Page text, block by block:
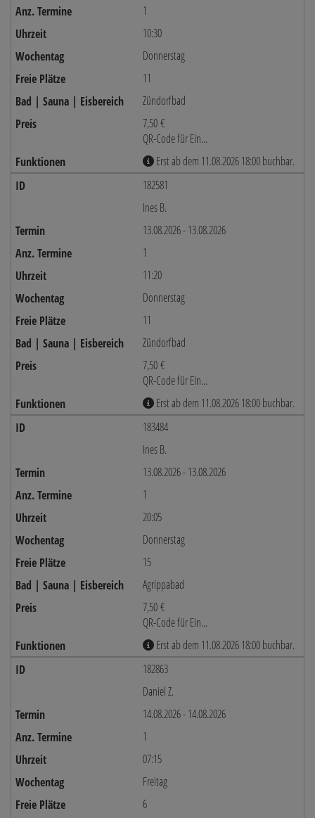
1
10:30
Donnerstag
11
Zündorfbad
7,50 €
QR-Code für Ein...
Erst ab dem 11.08.2026 18:00 buchbar.
182581
Ines B.
13.08.2026 - 13.08.2026
1
11:20
Donnerstag
11
Zündorfbad
7,50 €
QR-Code für Ein...
Erst ab dem 11.08.2026 18:00 buchbar.
183484
Ines B.
13.08.2026 - 13.08.2026
1
20:05
Donnerstag
15
Agrippabad
7,50 €
QR-Code für Ein...
Erst ab dem 11.08.2026 18:00 buchbar.
182863
Daniel Z.
14.08.2026 - 14.08.2026
1
07:15
Freitag
6